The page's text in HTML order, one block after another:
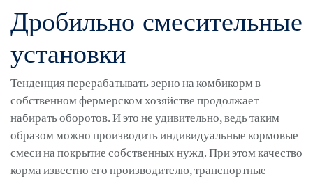
Дробильно-смесительные
установки
Тенденция перерабатывать зерно на комбикорм в
собственном фермерском хозяйстве продолжает
набирать оборотов. И это не удивительно, ведь таким
образом можно производить индивидуальные кормовые
смеси на покрытие собственных нужд. При этом качество
корма известно его производителю, транспортные